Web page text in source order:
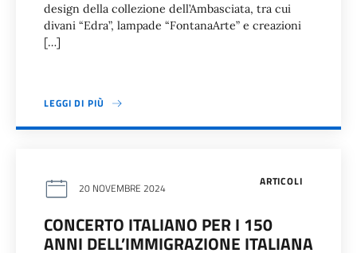
design della collezione dell’Ambasciata, tra cui
divani “Edra”, lampade “FontanaArte” e creazioni
[…]
LEGGI DI PIÙ
ARTICOLI
20 NOVEMBRE 2024
CONCERTO ITALIANO PER I 150
ANNI DELL’IMMIGRAZIONE ITALIANA